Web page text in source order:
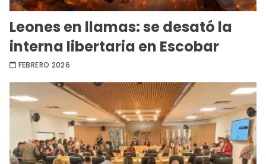
Leones en llamas: se desató la
interna libertaria en Escobar
FEBRERO 2026